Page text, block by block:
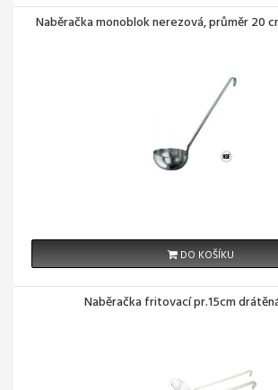
Naběračka monoblok nerezová, průměr 20
DO KOŠÍKU
Naběračka fritovací pr.15cm